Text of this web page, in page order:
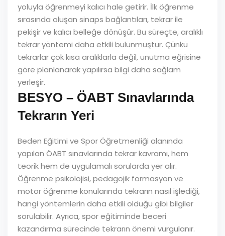
yoluyla öğrenmeyi kalıcı hale getirir. İlk öğrenme
sırasında oluşan sinaps bağlantıları, tekrar ile
pekişir ve kalıcı belleğe dönüşür. Bu süreçte, aralıklı
tekrar yöntemi daha etkili bulunmuştur. Çünkü
tekrarlar çok kısa aralıklarla değil, unutma eğrisine
göre planlanarak yapılırsa bilgi daha sağlam
yerleşir.
BESYO – ÖABT Sınavlarında
Tekrarın Yeri
Beden Eğitimi ve Spor Öğretmenliği alanında
yapılan ÖABT sınavlarında tekrar kavramı, hem
teorik hem de uygulamalı sorularda yer alır.
Öğrenme psikolojisi, pedagojik formasyon ve
motor öğrenme konularında tekrarın nasıl işlediği,
hangi yöntemlerin daha etkili olduğu gibi bilgiler
sorulabilir. Ayrıca, spor eğitiminde beceri
kazandırma sürecinde tekrarın önemi vurgulanır.